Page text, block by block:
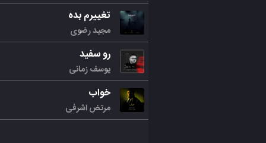
تغییرم بده
مجید رضوی
رو سفید
یوسف زمانی
خواب
مرتض اشرفی